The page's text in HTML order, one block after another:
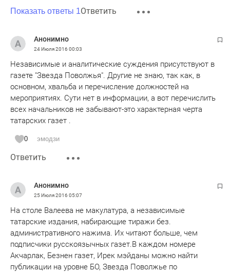
Показать ответы 1Ответить
Анонимно
24 Июля 2016 00:03
Независимые и аналитические суждения присутствуют в
газете "Звезда Поволжья". Другие не знаю, так как, в
основном, хвальба и перечисление должностей на
мероприятиях. Сути нет в информации, а вот перечислить
всех начальников не забывают-это характерная черта
татарских газет .
0 эмодзи
Ответить
Анонимно
25 Июля 2016 05:07
На столе Валеева не макулатура, а независимые
татарские издания, набирающие тиражи без.
административного нажима. Их читают больше, чем
подписчики русскоязычных газет.В каждом номере
Акчарлак, Безнен газет, Ирек мэйданы можно найти
публикации на уровне БО, Звезда Поволжье по